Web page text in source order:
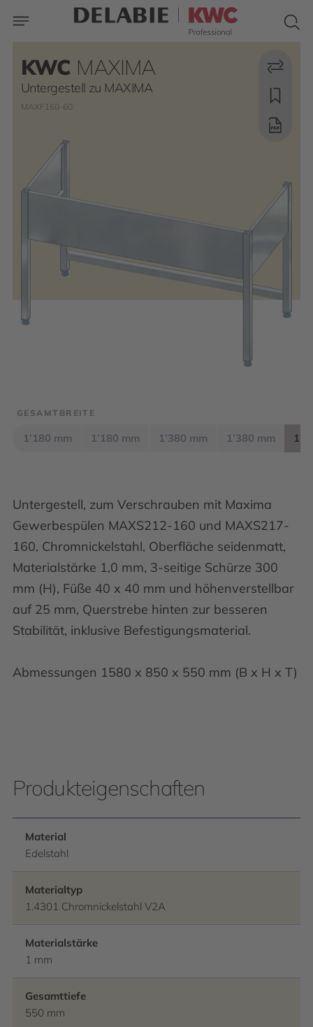
KWC MAXIMA
Untergestell zu MAXIMA
MAXF160-60
Untergestell, zum Verschrauben mit Maxima
Gewerbespülen MAXS212-160 und MAXS217-
160, Chromnickelstahl, Oberfläche seidenmatt,
Materialstärke 1,0 mm, 3-seitige Schürze 300
mm (H), Füße 40 x 40 mm und höhenverstellbar
auf 25 mm, Querstrebe hinten zur besseren
Stabilität, inklusive Befestigungsmaterial.
Abmessungen 1580 x 850 x 550 mm (B x H x T)
GESAMTBREITE
1’180 mm 1’180 mm 1’380 mm 1’380 mm
Produkteigenschaften
Material
Edelstahl
Materialtyp
1.4301 Chromnickelstahl V2A
Materialstärke
1 mm
Gesamttiefe
550 mm